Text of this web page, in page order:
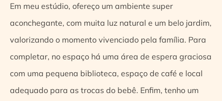
Em meu estúdio, ofereço um ambiente super
aconchegante, com muita luz natural e um belo jardim,
valorizando o momento vivenciado pela família. Para
completar, no espaço há uma área de espera graciosa
com uma pequena biblioteca, espaço de café e local
adequado para as trocas do bebê. Enfim, tenho um